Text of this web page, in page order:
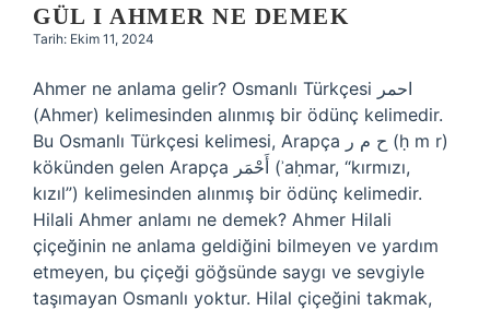
GÜL I AHMER NE DEMEK
Tarih: Ekim 11, 2024
Ahmer ne anlama gelir? Osmanlı Türkçesi احمر
(Ahmer) kelimesinden alınmış bir ödünç kelimedir.
Bu Osmanlı Türkçesi kelimesi, Arapça ح م ر‎ (ḥ m r)
kökünden gelen Arapça أَحْمَر‎ (ʾaḥmar, “kırmızı,
kızıl”) kelimesinden alınmış bir ödünç kelimedir.
Hilali Ahmer anlamı ne demek? Ahmer Hilali
çiçeğinin ne anlama geldiğini bilmeyen ve yardım
etmeyen, bu çiçeği göğsünde saygı ve sevgiyle
taşımayan Osmanlı yoktur. Hilal çiçeğini takmak,